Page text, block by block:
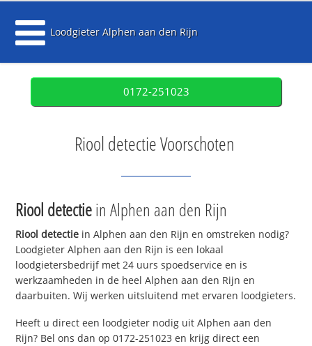
Loodgieter Alphen aan den Rijn
0172-251023
Riool detectie Voorschoten
Riool detectiein Alphen aan den Rijn
Riool detectie in Alphen aan den Rijn en omstreken nodig?
Loodgieter Alphen aan den Rijn is een lokaal
loodgietersbedrijf met 24 uurs spoedservice en is
werkzaamheden in de heel Alphen aan den Rijn en
daarbuiten. Wij werken uitsluitend met ervaren loodgieters.
Heeft u direct een loodgieter nodig uit Alphen aan den
Rijn? Bel ons dan op 0172-251023 en krijg direct een